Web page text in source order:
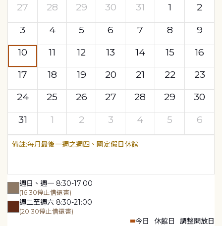
27 28 29 30 31 1
2
3
4 5 6 7 8
9
10
11 12 13 14 15
16
17
18 19 20 21 22
23
24
25 26 27 28 29
30
31
1 2 3 4 5 6
每月最後一週之週四、國定假日休館
週日、週一 8:30-17:00
(16:30停止借還書)
週二至週六 8:30-21:00
(20:30停止借還書)
今日 休館日 調整開放日